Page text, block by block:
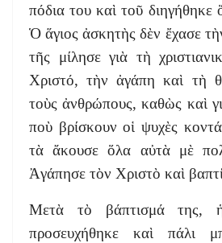
πόδια του καὶ τοῦ
Ὁ ἅγιος ἀσκητὴς δὲν ἔχασε
τῆς μίλησε γιὰ τὴ
Χριστό, τὴν ἀγάπη καὶ τὴ
τοὺς ἀνθρώπους, καθὼς καὶ
ποὺ βρίσκουν οἱ ψυχὲς
τὰ ἄκουσε ὅλα αὐτὰ μὲ
Ἀγάπησε τὸν Χριστὸ καὶ
Μετὰ τὸ βάπτισμά της, ἡ
προσευχήθηκε καὶ πάλι